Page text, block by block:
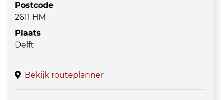
Postcode
2611 HM
Plaats
Delft
Bekijk routeplanner